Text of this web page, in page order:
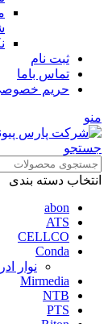
ثبت نام
تماس باما
حریم
منو
جستجو
انتخاب دسته بندی
abon
ATS
CELLCO
Conda
نوار
Mirmedia
NTB
PTS